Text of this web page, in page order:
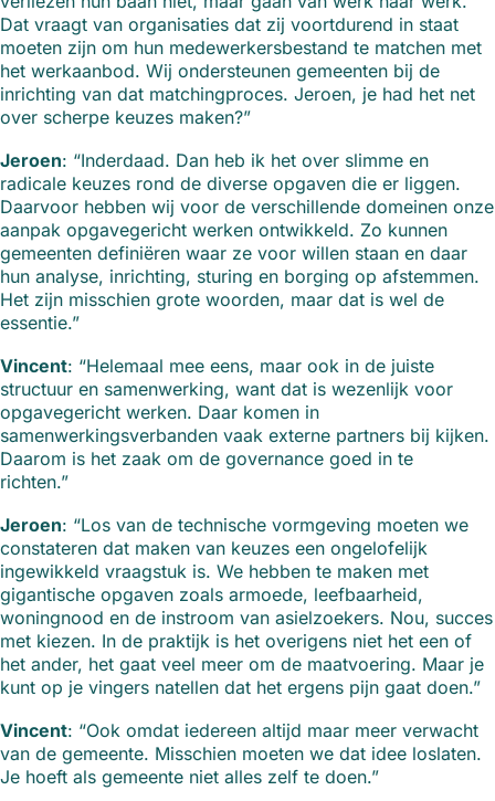
Dat vraagt van organisaties dat zij voortdurend in staat
moeten zijn om hun medewerkersbestand te matchen met
het werkaanbod. Wij ondersteunen gemeenten bij de
inrichting van dat matchingproces. Jeroen, je had het net
over scherpe keuzes maken?”
Jeroen: “Inderdaad. Dan heb ik het over slimme en
radicale keuzes rond de diverse opgaven die er liggen.
Daarvoor hebben wij voor de verschillende domeinen onze
aanpak opgavegericht werken ontwikkeld. Zo kunnen
gemeenten definiëren waar ze voor willen staan en daar
hun analyse, inrichting, sturing en borging op afstemmen.
Het zijn misschien grote woorden, maar dat is wel de
essentie.”
Vincent: “Helemaal mee eens, maar ook in de juiste
structuur en samenwerking, want dat is wezenlijk voor
opgavegericht werken. Daar komen in
samenwerkingsverbanden vaak externe partners bij kijken.
Daarom is het zaak om de governance goed in te
richten.”
Jeroen: “Los van de technische vormgeving moeten we
constateren dat maken van keuzes een ongelofelijk
ingewikkeld vraagstuk is. We hebben te maken met
gigantische opgaven zoals armoede, leefbaarheid,
woningnood en de instroom van asielzoekers. Nou, succes
met kiezen. In de praktijk is het overigens niet het een of
het ander, het gaat veel meer om de maatvoering. Maar je
kunt op je vingers natellen dat het ergens pijn gaat doen.”
Vincent: “Ook omdat iedereen altijd maar meer verwacht
van de gemeente. Misschien moeten we dat idee loslaten.
Je hoeft als gemeente niet alles zelf te doen.”